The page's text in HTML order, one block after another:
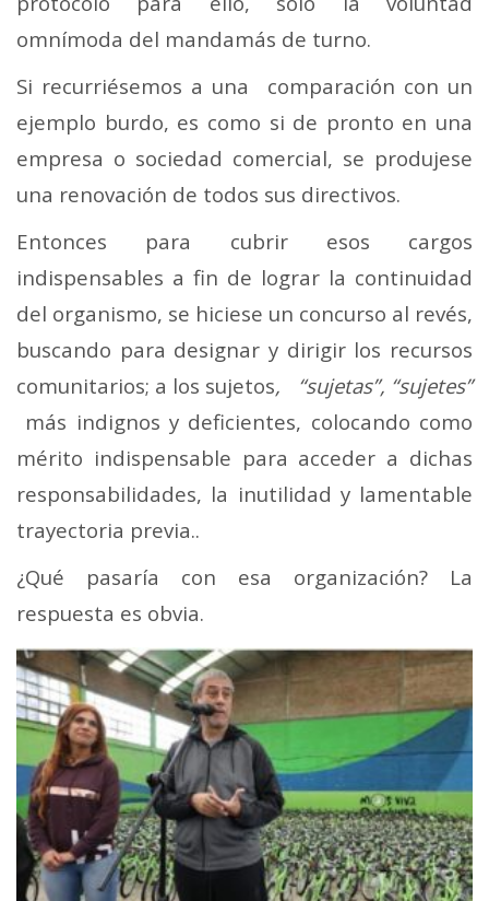
omnímoda del mandamás de turno.
Si recurriésemos a una comparación con un
ejemplo burdo, es como si de pronto en una
empresa o sociedad comercial, se produjese
una renovación de todos sus directivos.
Entonces para cubrir esos cargos
indispensables a fin de lograr la continuidad
del organismo, se hiciese un concurso al revés,
buscando para designar y dirigir los recursos
comunitarios; a los sujetos, “sujetas”, “sujetes”
más indignos y deficientes, colocando como
mérito indispensable para acceder a dichas
responsabilidades, la inutilidad y lamentable
trayectoria previa..
¿Qué pasaría con esa organización? La
respuesta es obvia.